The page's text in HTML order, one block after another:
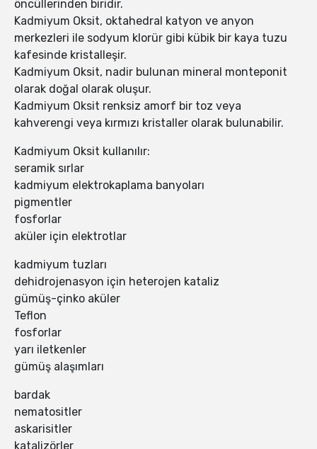
öncüllerinden biridir.
Kadmiyum Oksit, oktahedral katyon ve anyon
merkezleri ile sodyum klorür gibi kübik bir kaya tuzu
kafesinde kristalleşir.
Kadmiyum Oksit, nadir bulunan mineral monteponit
olarak doğal olarak oluşur.
Kadmiyum Oksit renksiz amorf bir toz veya
kahverengi veya kırmızı kristaller olarak bulunabilir.
Kadmiyum Oksit kullanılır:
seramik sırlar
kadmiyum elektrokaplama banyoları
pigmentler
fosforlar
aküler için elektrotlar
kadmiyum tuzları
dehidrojenasyon için heterojen kataliz
gümüş-çinko aküler
Teflon
fosforlar
yarı iletkenler
gümüş alaşımları
bardak
nematositler
askarisitler
katalizörler